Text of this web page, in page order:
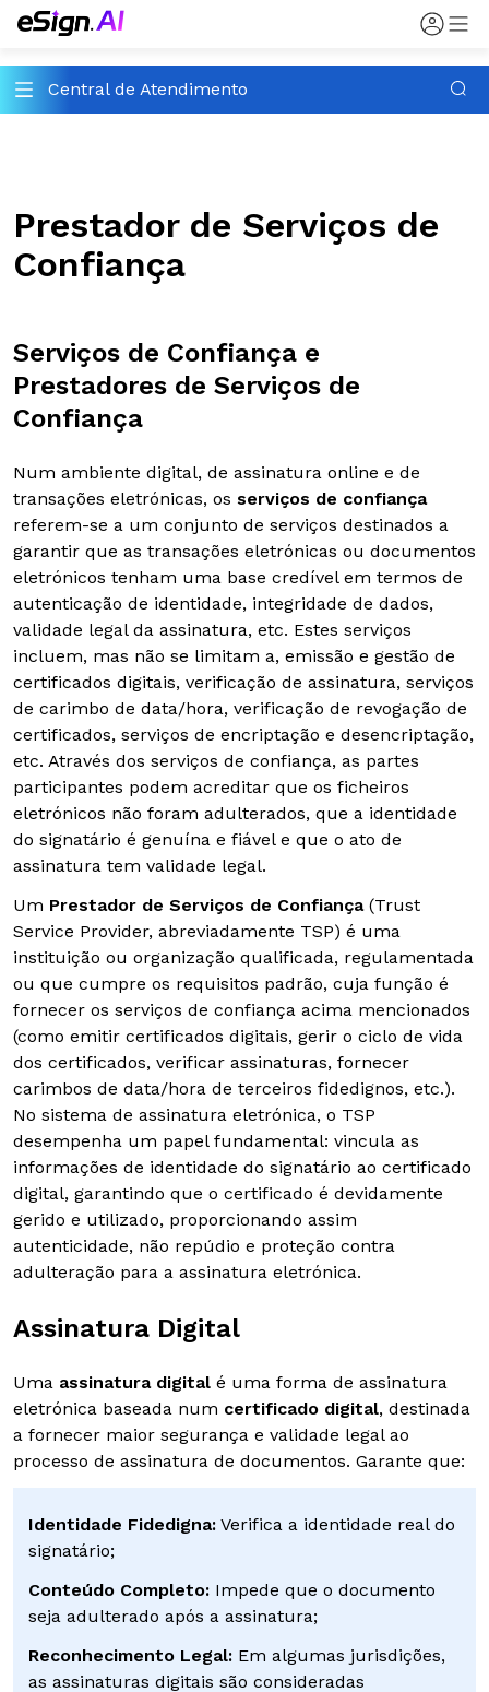
Central de Atendimento
Prestador de Serviços de
Confiança
Serviços de Confiança e
Prestadores de Serviços de
Confiança
Num ambiente digital, de assinatura online e de
transações eletrónicas, os serviços de confiança
referem-se a um conjunto de serviços destinados a
garantir que as transações eletrónicas ou documentos
eletrónicos tenham uma base credível em termos de
autenticação de identidade, integridade de dados,
validade legal da assinatura, etc. Estes serviços
incluem, mas não se limitam a, emissão e gestão de
certificados digitais, verificação de assinatura, serviços
de carimbo de data/hora, verificação de revogação de
certificados, serviços de encriptação e desencriptação,
etc. Através dos serviços de confiança, as partes
participantes podem acreditar que os ficheiros
eletrónicos não foram adulterados, que a identidade
do signatário é genuína e fiável e que o ato de
assinatura tem validade legal.
Um Prestador de Serviços de Confiança(Trust
Service Provider, abreviadamente TSP) é uma
instituição ou organização qualificada, regulamentada
ou que cumpre os requisitos padrão, cuja função é
fornecer os serviços de confiança acima mencionados
(como emitir certificados digitais, gerir o ciclo de vida
dos certificados, verificar assinaturas, fornecer
carimbos de data/hora de terceiros fidedignos, etc.).
No sistema de assinatura eletrónica, o TSP
desempenha um papel fundamental: vincula as
informações de identidade do signatário ao certificado
digital, garantindo que o certificado é devidamente
gerido e utilizado, proporcionando assim
autenticidade, não repúdio e proteção contra
adulteração para a assinatura eletrónica.
Assinatura Digital
Uma assinatura digital é uma forma de assinatura
eletrónica baseada num certificado digital, destinada
a fornecer maior segurança e validade legal ao
processo de assinatura de documentos. Garante que:
Identidade Fidedigna: Verifica a identidade real do
signatário;
Conteúdo Completo: Impede que o documento
seja adulterado após a assinatura;
Reconhecimento Legal: Em algumas jurisdições,
as assinaturas digitais são consideradas